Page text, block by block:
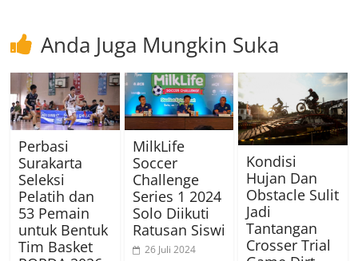
Anda Juga Mungkin Suka
Perbasi
Surakarta
Seleksi
Pelatih dan
53 Pemain
untuk Bentuk
Tim Basket
MilkLife
Soccer
Challenge
Series 1 2024
Solo Diikuti
Ratusan Siswi
26 Juli 2024
Kondisi
Hujan Dan
Obstacle Sulit
Jadi
Tantangan
Crosser Trial